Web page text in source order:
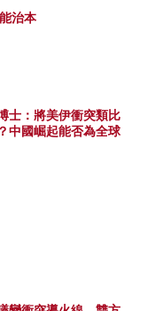
治本
士：將美伊衝突類比
中國崛起能否為全球